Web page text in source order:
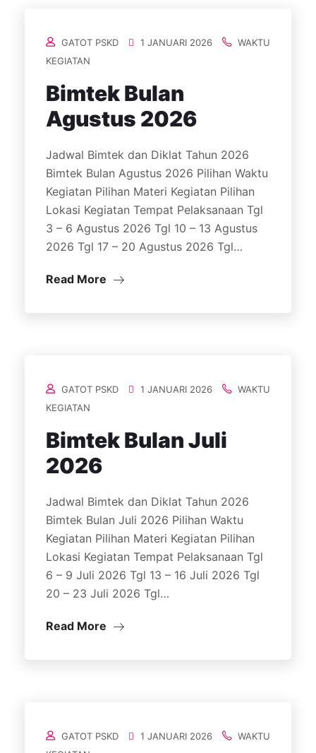
GATOT PSKD 1 JANUARI 2026
WAKTU
KEGIATAN
Bimtek Bulan
Agustus 2026
Jadwal Bimtek dan Diklat Tahun 2026
Bimtek Bulan Agustus 2026 Pilihan Waktu
Kegiatan Pilihan Materi Kegiatan Pilihan
Lokasi Kegiatan Tempat Pelaksanaan Tgl
3 – 6 Agustus 2026 Tgl 10 – 13 Agustus
2026 Tgl 17 – 20 Agustus 2026 Tgl…
Read More
GATOT PSKD 1 JANUARI 2026
WAKTU
KEGIATAN
Bimtek Bulan Juli
2026
Jadwal Bimtek dan Diklat Tahun 2026
Bimtek Bulan Juli 2026 Pilihan Waktu
Kegiatan Pilihan Materi Kegiatan Pilihan
Lokasi Kegiatan Tempat Pelaksanaan Tgl
6 – 9 Juli 2026 Tgl 13 – 16 Juli 2026 Tgl
20 – 23 Juli 2026 Tgl…
Read More
GATOT PSKD 1 JANUARI 2026
WAKTU